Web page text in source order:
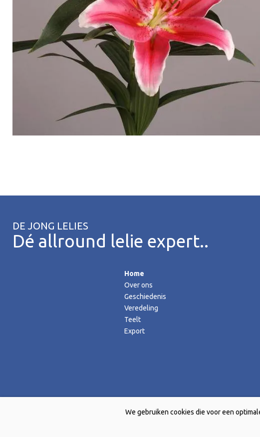
DE JONG LELIES
Dé allround lelie expert..
Home
Over ons
Geschiedenis
Veredeling
Teelt
Export
We gebruiken cookies die voor een